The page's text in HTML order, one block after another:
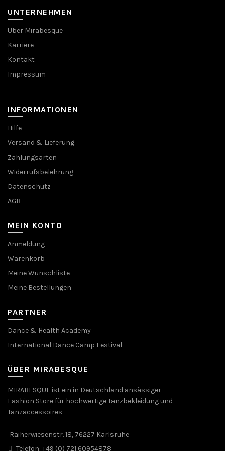
UNTERNEHMEN
Über Mirabesque
Karriere
Kontakt
Impressum
INFORMATIONEN
Hilfe
Versand & Lieferung
Zahlungsarten
Widerrufsbelehrung
Datenschutz
AGB
MEIN KONTO
Anmeldung
Warenkorb
Meine Wunschliste
Meine Bestellungen
PARTNER
Dance & Health Academy
International Dance Camp Festival
ÜBER MIRABESQUE
MIRABESQUE ist ein in Deutschland ansässiger
Fashion Store für hochwertige Tanzbekleidung und
Tanzaccessoires
Raiherwiesenstr. 18, 76227 Karlsruhe
Telefon: +49 (0) 721 60954878